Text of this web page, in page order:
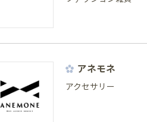
アネモネ
アクセサリー